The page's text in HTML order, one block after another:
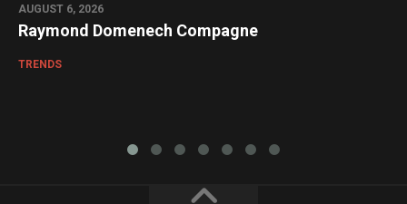
AUGUST 6, 2026
Raymond Domenech Compagne
TRENDS